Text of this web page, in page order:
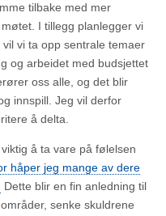
tilbake med mer
I tillegg planlegger vi
vi ta opp sentrale temaer
og arbeidet med budsjettet
oss alle, og det blir
innspill. Jeg vil derfor
å delta.
å ta vare på følelsen
håper jeg mange av dere
Dette blir en fin anledning til
senke skuldrene